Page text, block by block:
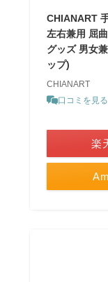
CHIANART
左右兼用 屈
グッズ 男女
ップ)
CHIANART
口コミを見る
楽